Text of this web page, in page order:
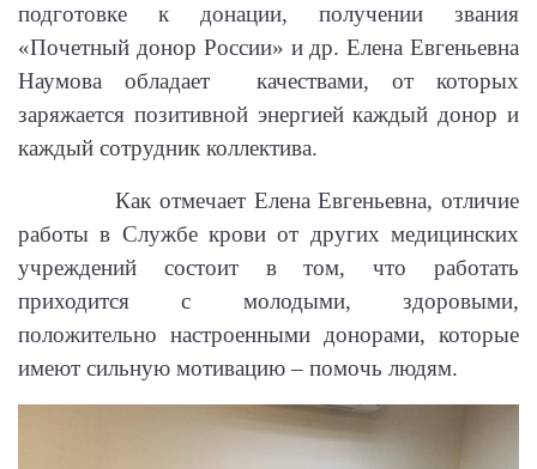
подготовке к донации, получении звания
«Почетный донор России» и др. Елена Евгеньевна
Наумова обладает качествами, от которых
заряжается позитивной энергией каждый донор и
каждый сотрудник коллектива.
Как отмечает Елена Евгеньевна, отличие
работы в Службе крови от других медицинских
учреждений состоит в том, что работать
приходится с молодыми, здоровыми,
положительно настроенными донорами, которые
имеют сильную мотивацию – помочь людям.